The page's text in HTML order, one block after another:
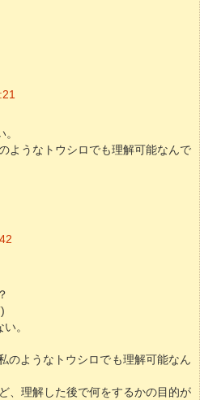
ようなトウシロでも理解可能なんで
。
のようなトウシロでも理解可能なん
、理解した後で何をするかの目的が